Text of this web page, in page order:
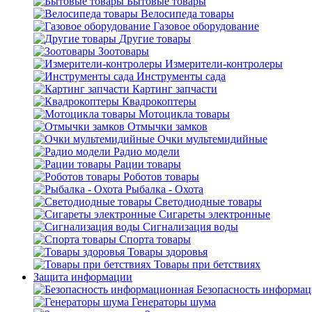
Велосипеда товары
Газовое оборудование
Другие товары
Зоотовары
Измерители-контролеры
Инструменты сада
Картинг запчасти
Квадрокоптеры
Мотоцикла товары
Отмычки замков
Очки мультемидийные
Радио модели
Рации товары
Роботов товары
Рыбалка - Охота
Светодиодные товары
Сигареты электронные
Сигнализация воды
Спорта товары
Товары здоровья
Товары при бетствиях
Защита информации
Безопасность
Генераторы шума